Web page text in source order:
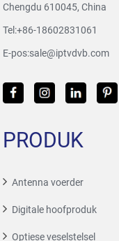
Chengdu 610045, China
Tel:+86-18602831061
E-pos:sale@iptvdvb.com
PRODUK
Antenna voerder
Digitale hoofproduk
Optiese veselstelsel